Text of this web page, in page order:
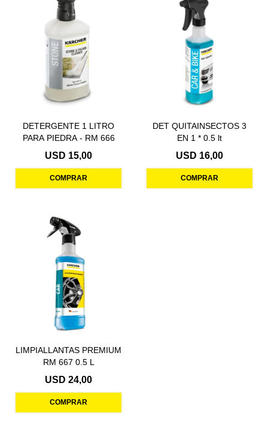
DETERGENTE 1 LITRO
PARA PIEDRA - RM 666
USD 15,00
DET QUITAINSECTOS 3
EN 1 * 0.5 lt
USD 16,00
LIMPIALLANTAS PREMIUM
RM 667 0.5 L
USD 24,00